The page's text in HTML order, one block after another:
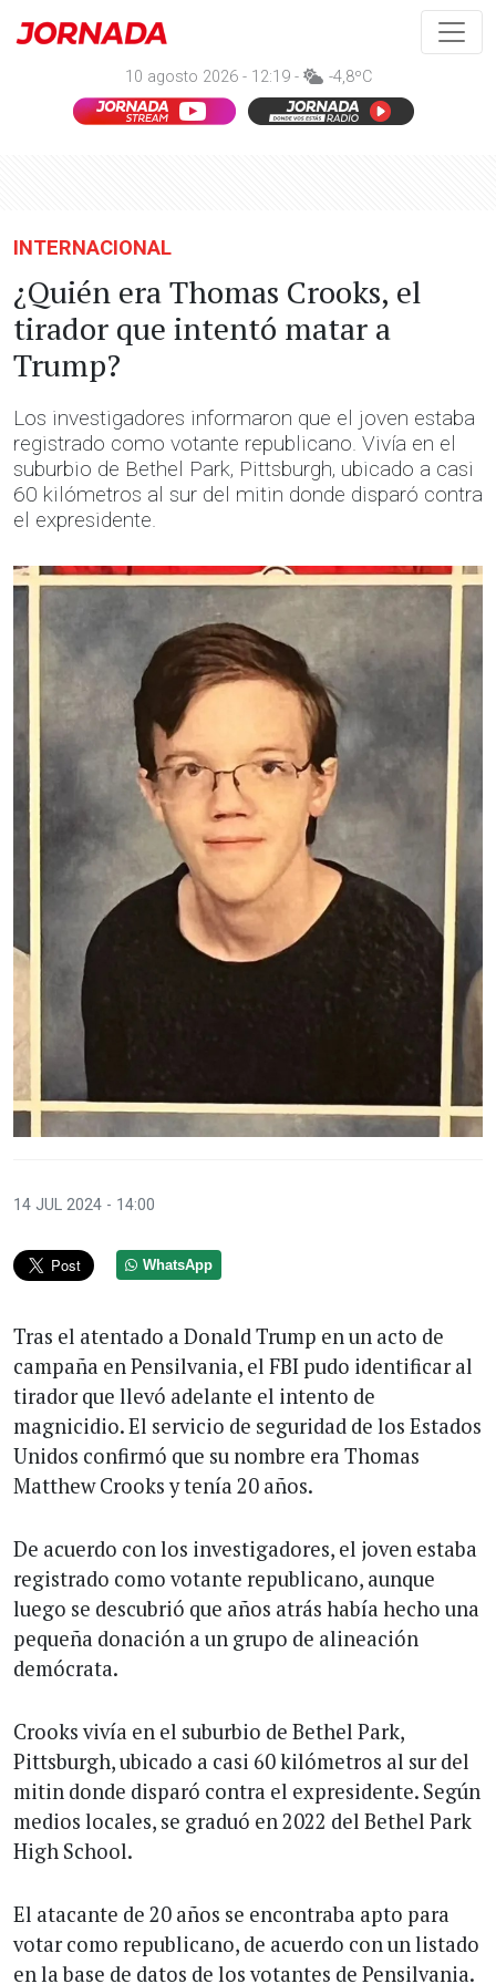
10 agosto 2026 - 12:19 - -4,8ºC
INTERNACIONAL
¿Quién era Thomas Crooks, el
tirador que intentó matar a
Trump?
Los investigadores informaron que el joven estaba
registrado como votante republicano. Vivía en el
suburbio de Bethel Park, Pittsburgh, ubicado a casi
60 kilómetros al sur del mitin donde disparó contra
el expresidente.
14 JUL 2024 - 14:00
WhatsApp
Tras el atentado a Donald Trump en un acto de
campaña en Pensilvania, el FBI pudo identificar al
tirador que llevó adelante el intento de
magnicidio. El servicio de seguridad de los Estados
Unidos confirmó que su nombre era Thomas
Matthew Crooks y tenía 20 años.
De acuerdo con los investigadores, el joven estaba
registrado como votante republicano, aunque
luego se descubrió que años atrás había hecho una
pequeña donación a un grupo de alineación
demócrata.
Crooks vivía en el suburbio de Bethel Park,
Pittsburgh, ubicado a casi 60 kilómetros al sur del
mitin donde disparó contra el expresidente. Según
medios locales, se graduó en 2022 del Bethel Park
High School.
El atacante de 20 años se encontraba apto para
votar como republicano, de acuerdo con un listado
en la base de datos de los votantes de Pensilvania.